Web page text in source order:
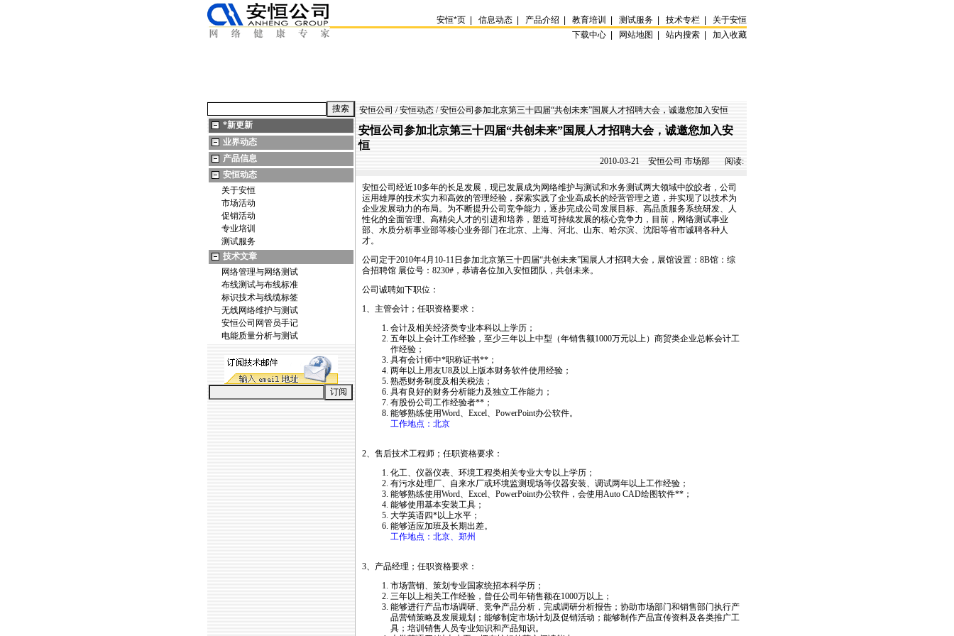
安恒*页 信息动态 产品介绍 教育培训 测试服务 技术专栏
关于安恒
下载中心 |
网站地图 站内搜索 加入收藏
*新更新
业界动态
产品信息
安恒动态
关于安恒
市场活动
促销活动
专业培训
测试服务
技术文章
网络管理与网络测试
布线测试与布线标准
标识技术与线缆标签
无线网络维护与测试
安恒公司网管员手记
电能质量分析与测试
安恒公司 /安恒动态 / 安恒公司参加北京第三十四届“共创未来”国展人才招聘大会，诚邀您加入安恒
安恒公司参加北京第三十四届“共创未来”国展人才招聘大会，诚邀您加入安
恒
2010-03-21 安恒公司 市场部 阅读:
安恒公司经近10多年的长足发展，现已发展成为网络维护与测试和水务测试两大领域中皎皎者，公司
运用雄厚的技术实力和高效的管理经验，探索实践了企业高成长的经营管理之道，并实现了以技术为
企业发展动力的布局。为不断提升公司竞争能力，逐步完成公司发展目标、高品质服务系统研发、人
性化的全面管理、高精尖人才的引进和培养，塑造可持续发展的核心竞争力，目前，网络测试事业
部、水质分析事业部等核心业务部门在北京、上海、河北、山东、哈尔滨、沈阳等省市诚聘各种人
才。
公司定于2010年4月10-11日参加北京第三十四届“共创未来”国展人才招聘大会，展馆设置：8B馆：综
合招聘馆 展位号：8230#，恭请各位加入安恒团队，共创未来。
公司诚聘如下职位：
1、主管会计；任职资格要求：
会计及相关经济类专业本科以上学历；
五年以上会计工作经验，至少三年以上中型（年销售额1000万元以上）商贸类企业总帐会计工
作经验；
具有会计师中*职称证书** ；
两年以上用友U8及以上版本财务软件使用经验；
熟悉财务制度及相关税法；
具有良好的财务分析能力及独立工作能力；
有股份公司工作经验者** ；
能够熟练使用Word、Excel、PowerPoint办公软件。
工作地点：北京
2、售后技术工程师；任职资格要求：
化工、仪器仪表、环境工程类相关专业大专以上学历；
有污水处理厂、自来水厂或环境监测现场等仪器安装、调试两年以上工作经验；
能够熟练使用Word、Excel、PowerPoint办公软件，会使用Auto CAD绘图软件** ；
能够使用基本安装工具；
大学英语四*以上水平；
能够适应加班及长期出差。
工作地点：北京、郑州
3、产品经理；任职资格要求：
市场营销、策划专业国家统招本科学历；
三年以上相关工作经验，曾任公司年销售额在1000万以上；
能够进行产品市场调研、竞争产品分析，完成调研分析报告；协助市场部门和销售部门执行产
品营销策略及发展规划；能够制定市场计划及促销活动；能够制作产品宣传资料及各类推广工
具；培训销售人员专业知识和产品知识。